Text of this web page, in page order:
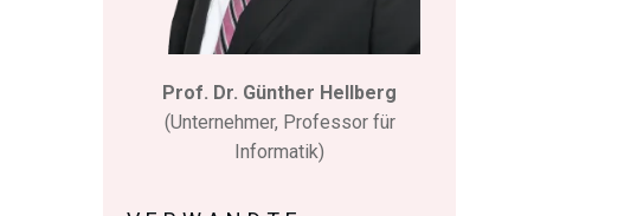
Prof. Dr. Günther Hellberg
(Unternehmer, Professor für
Informatik)